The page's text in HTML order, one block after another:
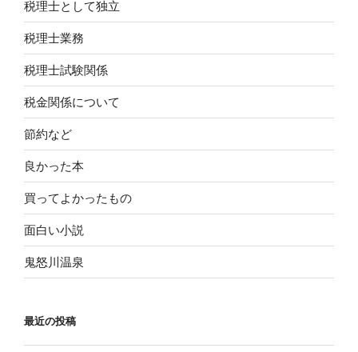
税理士として独立
税理士業務
税理士試験関係
税金関係について
節約など
良かった本
買ってよかったもの
面白い小説
鬼怒川温泉
最近の投稿